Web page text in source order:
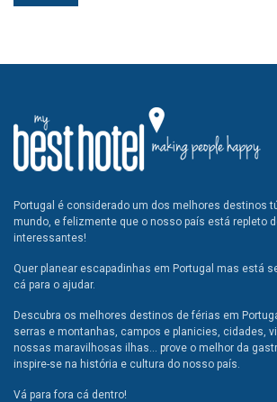
Portugal é considerado um dos melhores destinos
mundo, e felizmente que o nosso país está repleto
interessantes!
Quer planear escapadinhas em Portugal mas está
cá para o ajudar.
Descubra os melhores destinos de férias em
serras e montanhas, campos e planicies, cidades,
nossas maravilhosas ilhas... prove o melhor da
inspire-se na história e cultura do nosso país.
Vá para fora cá dentro!